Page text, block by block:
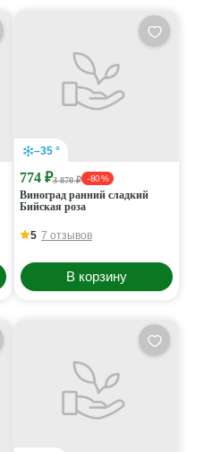
–35 °
774 ₽3 870 ₽ - 80 %
Виноград ранний сладкий
Бийская роза
5 7 отзывов
В корзину